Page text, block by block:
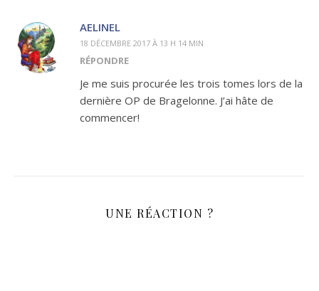
AELINEL
18 DÉCEMBRE 2017 À 13 H 14 MIN
RÉPONDRE
Je me suis procurée les trois tomes lors de la
dernière OP de Bragelonne. J’ai hâte de
commencer!
UNE RÉACTION ?